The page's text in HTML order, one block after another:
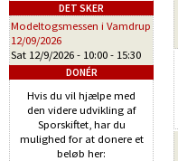
DET SKER
Modeltogsmessen i Vamdrup
12/09/2026
Sat 12/9/2026 - 10:00 - 15:30
DONÉR
Hvis du vil hjælpe med
den videre udvikling af
Sporskiftet, har du
mulighed for at donere et
beløb her: